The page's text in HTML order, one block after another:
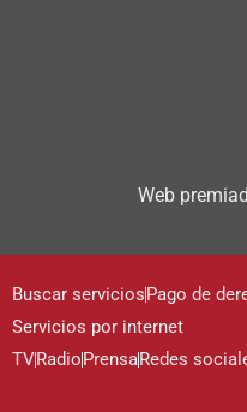
Web
Buscar serviciosPago de
Servicios por internet
TVRadioPrensaRedes